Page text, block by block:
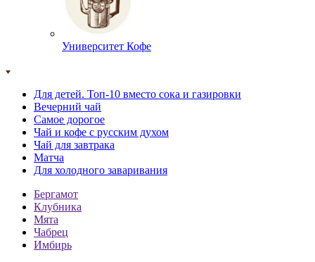
Университет Кофе
Для детей. Топ-10 вместо сока и газировки
Вечерний чай
Самое дорогое
Чай и кофе с русским духом
Чай для завтрака
Матча
Для холодного заваривания
Бергамот
Клубника
Мята
Чабрец
Имбирь